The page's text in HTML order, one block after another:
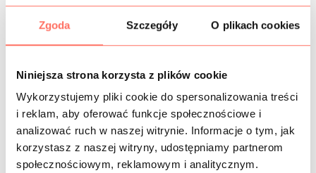
Zgoda Szczegóły O plikach cookies
Niniejsza strona korzysta z plików cookie
Wykorzystujemy pliki cookie do spersonalizowania treści
i reklam, aby oferować funkcje społecznościowe i
analizować ruch w naszej witrynie. Informacje o tym, jak
korzystasz z naszej witryny, udostępniamy partnerom
społecznościowym, reklamowym i analitycznym.
Białefutro sztucznez długim włosiem. To syntetyczny
materiał futrzany (tzw.eco futro), który z powodzeniem
może zastąpić futro naturalne. Wyprodukowane bez użycia
friendly. Posiadadługi włos – ok. 6 cm. Lewa strona nie
Cechy: materiał puszysty w dotyku, miękki, gruby i
mięsisty, plastyczny, nieelastyczny, ale lekko odpręża się w
szerokości.
Tosztuczne futroz długim włosem tomateriał na płaszcz
futrzany,kurtkę i inne okrycia wierzchnie. Doskonale się